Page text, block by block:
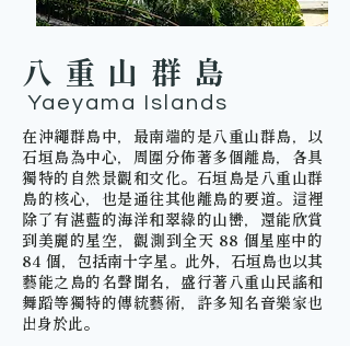
八重山群島
Yaeyama Islands
在沖繩群島中，最南端的是八重山群島，以
石垣島為中心，周圍分佈著多個離島，各具
獨特的自然景觀和文化。石垣島是八重山群
島的核心，也是通往其他離島的要道。這裡
除了有湛藍的海洋和翠綠的山巒，還能欣賞
到美麗的星空，觀測到全天 88 個星座中的
84 個，包括南十字星。此外，石垣島也以其
藝能之島的名聲聞名，盛行著八重山民謠和
舞蹈等獨特的傳統藝術，許多知名音樂家也
出身於此。